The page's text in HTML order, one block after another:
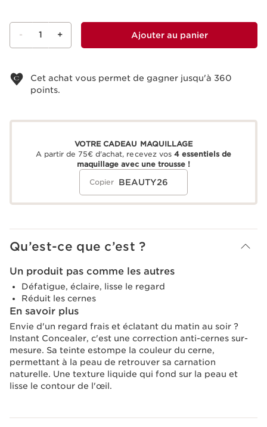
- 1 + Ajouter au panier
Cet achat vous permet de gagner jusqu'à 360
points.
VOTRE CADEAU MAQUILLAGE
A partir de 75€ d'achat, recevez vos 4 essentiels de
maquillage avec une trousse !
Copier BEAUTY26
Qu’est-ce que c’est ?
Un produit pas comme les autres
Défatigue, éclaire, lisse le regard
Réduit les cernes
En savoir plus
Envie d'un regard frais et éclatant du matin au soir ?
Instant Concealer, c'est une correction anti-cernes sur-
mesure. Sa teinte estompe la couleur du cerne,
permettant à la peau de retrouver sa carnation
naturelle. Une texture liquide qui fond sur la peau et
lisse le contour de l'œil.